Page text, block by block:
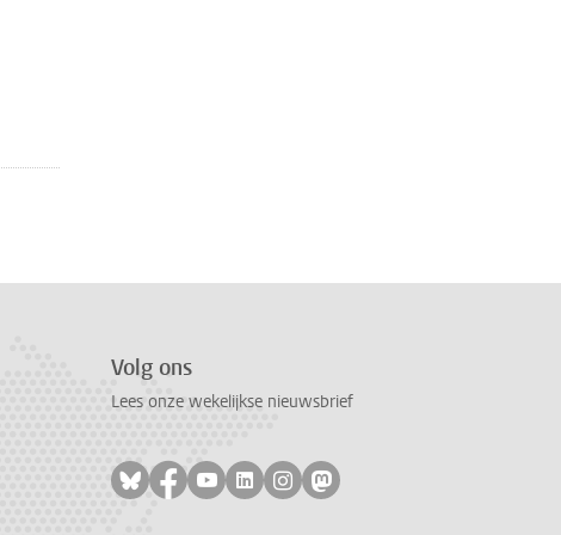
Volg ons
Lees onze wekelijkse nieuwsbrief
Volg ons op bluesky
Volg ons op facebook
Volg ons op youtube
Volg ons op linkedin
Volg ons op instagram
Volg ons op mastodon